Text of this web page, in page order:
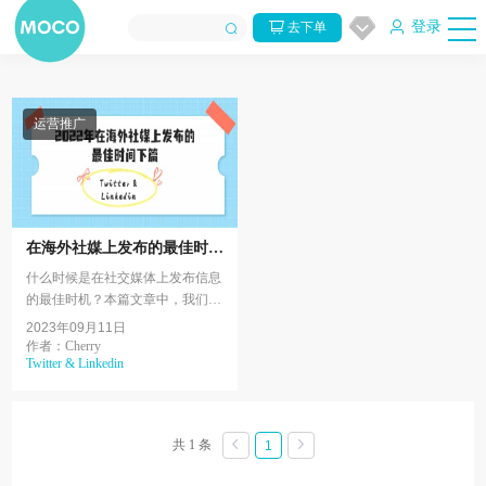
去下单 登录
运营推广
在海外社媒上发布的最佳时间
下篇（Twitter & Linkedin）
什么时候是在社交媒体上发布信息
的最佳时机？本篇文章中，我们将
用一些社媒运营方面的调研数据，
帮助运营者可以更好规划在Twitter
和Linkedin上发帖的...
2023年09月11日
作者：Cherry
Twitter & Linkedin
共 1 条 1